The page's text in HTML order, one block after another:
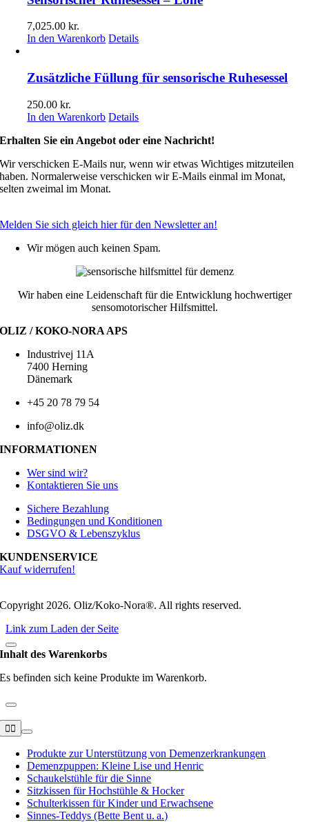
Varianten.
Optionen
können
der
Produktseite
7,025.00kr.
In den Warenkorb Details
Zusätzliche Füllung für sensorische Ruhesessel
250.00kr.
In den Warenkorb Details
Erhalten Sie ein Angebot oder eine Nachricht!
Wir verschicken E-Mails nur, wenn wir etwas Wichtiges mitzuteilen
haben. Normalerweise verschicken wir E-Mails einmal im Monat,
selten zweimal im Monat.
Melden Sie sich gleich hier für den Newsletter an!
Wir mögen auch keinen Spam.
Wir haben eine Leidenschaft für die Entwicklung hochwertiger
sensomotorischer Hilfsmittel.
OLIZ / KOKO-NORA APS
Industrivej 11A
7400 Herning
Dänemark
+45 20 78 79 54
info@oliz.dk
INFORMATIONEN
Wer sind wir?
Kontaktieren Sie uns
Sichere Bezahlung
Bedingungen und Konditionen
DSGVO & Lebenszyklus
KUNDENSERVICE
Kauf widerrufen!
Copyright 2026. Oliz/Koko-Nora®. All rights reserved.
Link zum Laden der Seite
Inhalt des Warenkorbs
Es befinden sich keine Produkte im Warenkorb.
Navigation
umschalten
Produkte zur Unterstützung von Demenzerkrankungen
Demenzpuppen: Kleine Lise und Henric
Schaukelstühle für die Sinne
Sitzkissen für Hochstühle & Hocker
Schulterkissen für Kinder und Erwachsene
Sinnes-Teddys (Bette Bent u. a.)